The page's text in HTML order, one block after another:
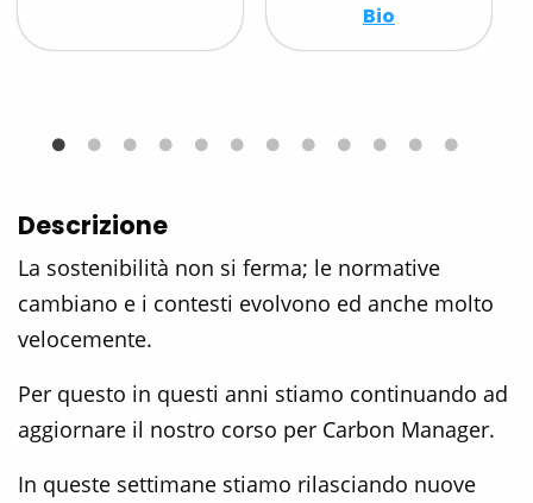
Bio
Descrizione
La sostenibilità non si ferma; le normative
cambiano e i contesti evolvono ed anche molto
velocemente.
Per questo in questi anni stiamo continuando ad
aggiornare il nostro corso per Carbon Manager.
In queste settimane stiamo rilasciando nuove